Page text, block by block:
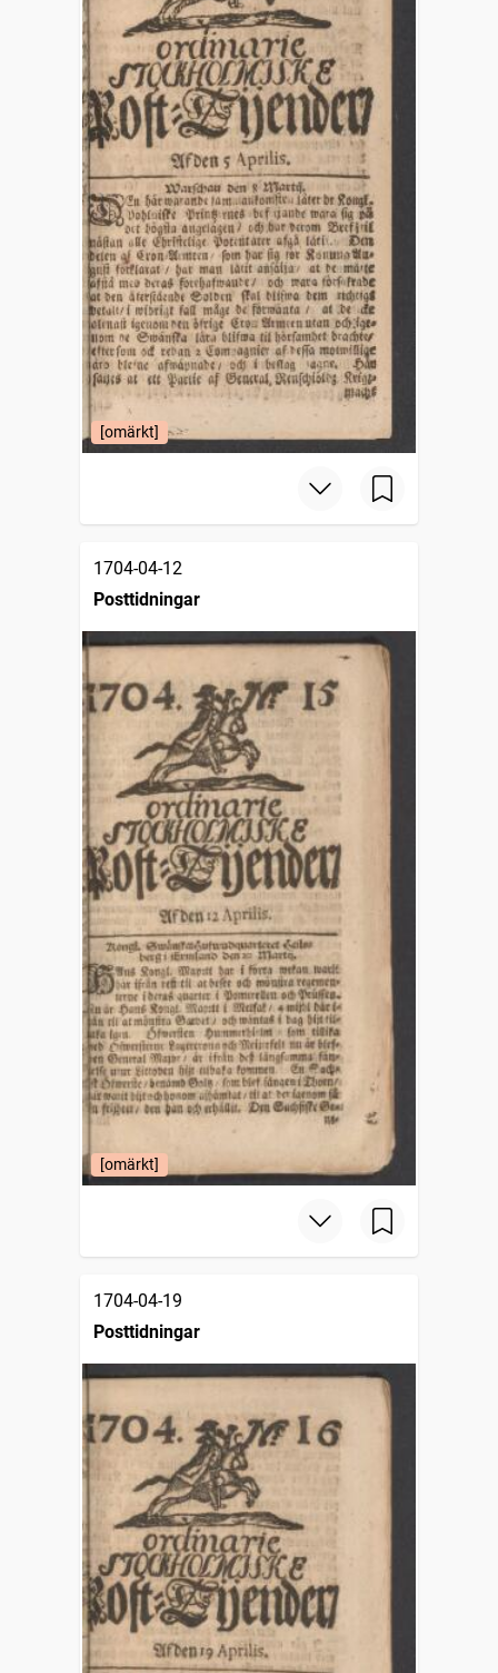
[omärkt]
1704-04-12
Posttidningar
[omärkt]
1704-04-19
Posttidningar